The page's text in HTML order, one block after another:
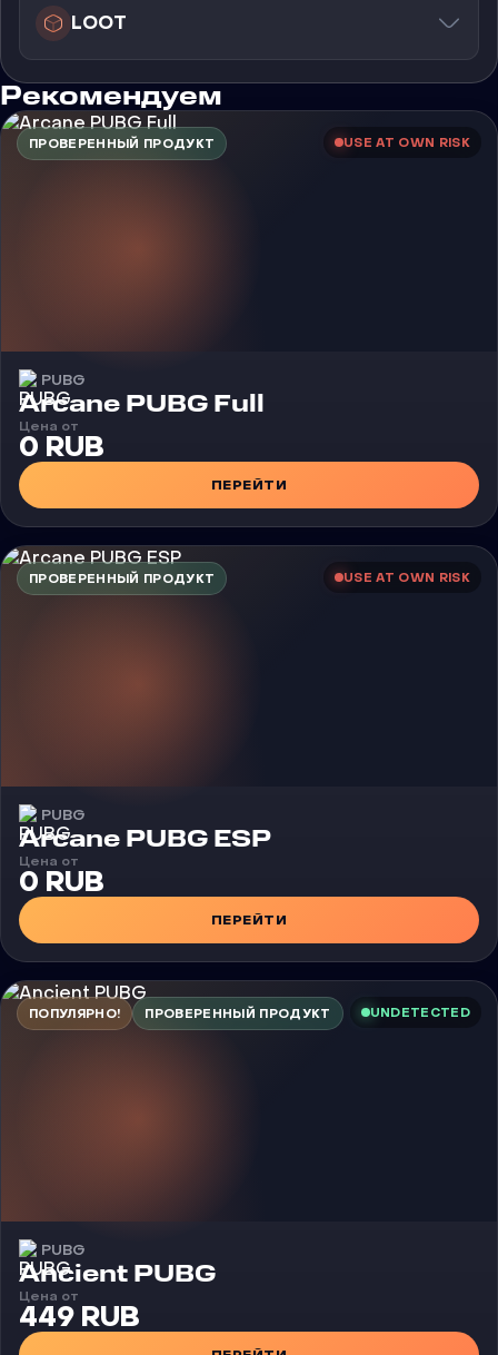
LOOT
Рекомендуем
ПРОВЕРЕННЫЙ ПРОДУКТ USE AT OWN RISK
PUBG
Чит
Arcane PUBG Full
Цена от
0 RUB
ПЕРЕЙТИ
ПРОВЕРЕННЫЙ ПРОДУКТ USE AT OWN RISK
PUBG
Чит
Arcane PUBG ESP
Цена от
0 RUB
ПЕРЕЙТИ
ПОПУЛЯРНО! ПРОВЕРЕННЫЙ ПРОДУКТ UNDETECTED
PUBG
Чит
Ancient PUBG
Цена от
449 RUB